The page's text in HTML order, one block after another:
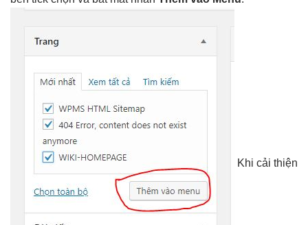
Khi cải thiện